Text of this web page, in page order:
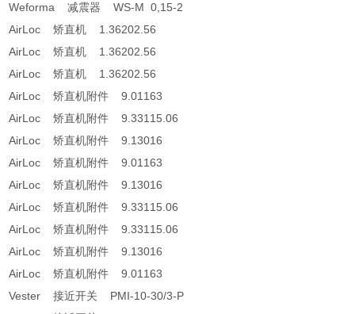
Weforma 减震器 WS-M 0,15-2
AirLoc 矫直机 1.36202.56
AirLoc 矫直机 1.36202.56
AirLoc 矫直机 1.36202.56
AirLoc 矫直机附件 9.01163
AirLoc 矫直机附件 9.33115.06
AirLoc 矫直机附件 9.13016
AirLoc 矫直机附件 9.01163
AirLoc 矫直机附件 9.13016
AirLoc 矫直机附件 9.33115.06
AirLoc 矫直机附件 9.33115.06
AirLoc 矫直机附件 9.13016
AirLoc 矫直机附件 9.01163
Vester 接近开关 PMI-10-30/3-P